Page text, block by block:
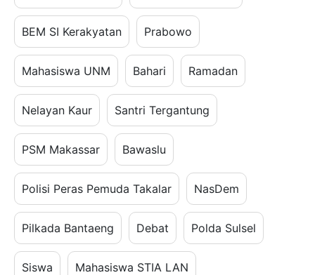
BEM SI Kerakyatan Prabowo
Mahasiswa UNM Bahari Ramadan
Nelayan Kaur Santri Tergantung
PSM Makassar Bawaslu
Polisi Peras Pemuda Takalar NasDem
Pilkada Bantaeng Debat Polda Sulsel
Siswa Mahasiswa STIA LAN